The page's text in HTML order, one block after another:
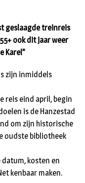
geslaagde treinreis
ook dit jaar weer
Karel”
zijn inmiddels
reis eind april, begin
is de Hanzestad
om zijn historische
oudste bibliotheek
datum, kosten en
kenbaar maken.